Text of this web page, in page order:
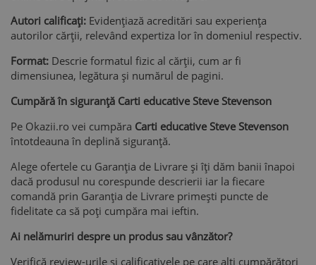
Autori calificați: Evidențiază acreditări sau experiența
autorilor cărții, relevând expertiza lor în domeniul respectiv.
Format: Descrie formatul fizic al cărții, cum ar fi
dimensiunea, legătura și numărul de pagini.
Cumpără în siguranță Carti educative Steve Stevenson
Pe Okazii.ro vei cumpăra Carti educative Steve Stevenson
întotdeauna în deplină siguranță.
Alege ofertele cu Garanția de Livrare și îți dăm banii înapoi
dacă produsul nu corespunde descrierii iar la fiecare
comandă prin Garanția de Livrare primești puncte de
fidelitate ca să poți cumpăra mai ieftin.
Ai nelămuriri despre un produs sau vânzător?
Verifică review-urile și calificativele pe care alți cumpărători